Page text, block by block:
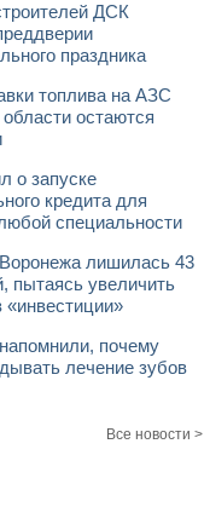
ДСК
праздника
топлива на АЗС
остаются
о запуске
кредита для
специальности
лишилась 43
пытаясь увеличить
«инвестиции»
почему
лечение зубов
Все новости >